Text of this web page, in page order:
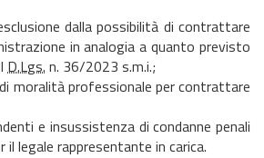
dalla possibilità di contrattare
in analogia a quanto previsto
D.Lgs. n. 36/2023 s.m.i.;
moralità professionale per contrattare
e insussistenza di condanne penali
il legale rappresentante in carica.